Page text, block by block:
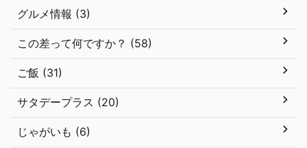
グルメ情報 (3)
この差って何ですか？ (58)
ご飯 (31)
サタデープラス (20)
じゃがいも (6)